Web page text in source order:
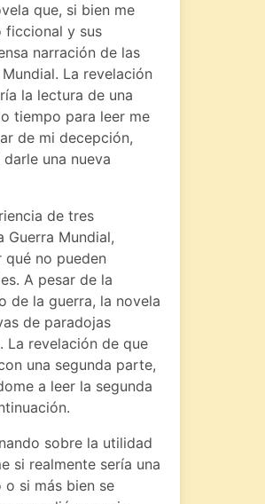
que, si bien me
ficcional y sus
narración de las
La revelación
la lectura de una
tiempo para leer me
de mi decepción,
una nueva
de tres
Guerra Mundial,
no pueden
A pesar de la
de la guerra, la novela
de paradojas
La revelación de que
una segunda parte,
a leer la segunda
sobre la utilidad
si realmente sería una
si más bien se